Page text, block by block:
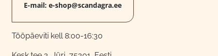
E-mail: e-shop@scandagra.ee
Tööpäeviti kell 8:00-16:30